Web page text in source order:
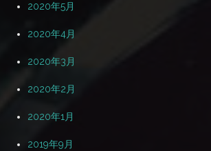
2020年5月
2020年4月
2020年3月
2020年2月
2020年1月
2019年9月